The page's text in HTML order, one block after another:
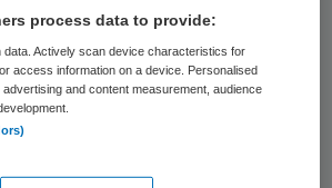
Michiel van der Vlies als
werd aangesteld.
ervaring opgebouwd in
en heeft een
achtergrond. Zij heeft
process data to provide:
data. Actively scan device characteristics for
access information on a device. Personalised
and content measurement, audience